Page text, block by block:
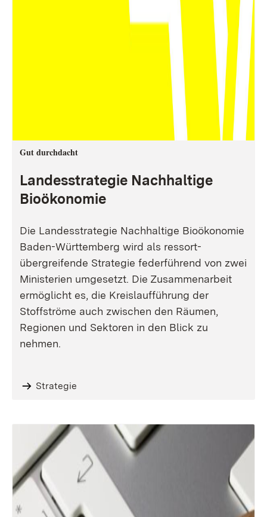
Gut durchdacht
Landesstrategie Nachhaltige
Bioökonomie
Die Landesstrategie Nachhaltige Bioökonomie
Baden-Württemberg wird als ressort-
übergreifende Strategie federführend von zwei
Ministerien umgesetzt. Die Zusammenarbeit
ermöglicht es, die Kreislaufführung der
Stoffströme auch zwischen den Räumen,
Regionen und Sektoren in den Blick zu
nehmen.
Strategie